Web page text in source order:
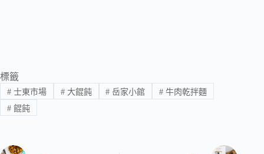
標籤
#士東市場 #大餛飩 # 岳家小館 # 牛肉乾拌麵
#餛飩